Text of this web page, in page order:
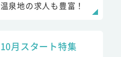
温泉地の求人も豊富！
10月スタート特集